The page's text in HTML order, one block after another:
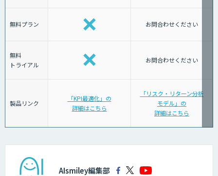
無料プラン お問合わせください
無料
トライアル
お問合わせください
製品リンク
「KPI最適化」の
詳細はこちら
「リスク・リターン分析
モデル」の
詳細はこちら
AIsmiley編集部